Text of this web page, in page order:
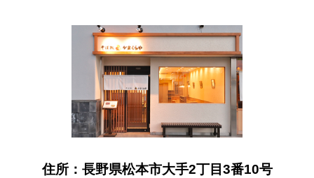
住所：長野県松本市大手2丁目3番10号